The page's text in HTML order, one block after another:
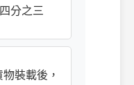
分之三
裝載後，